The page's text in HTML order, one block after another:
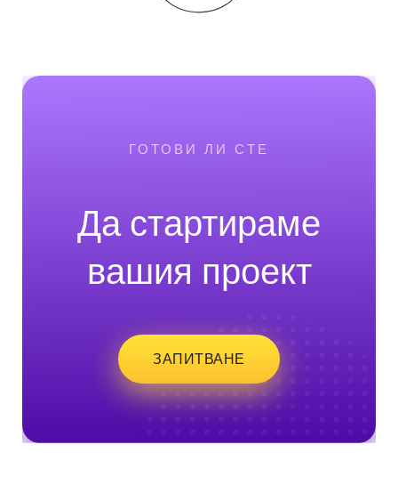
ГОТОВИ ЛИ СТЕ
Да стартираме
вашия проект
ЗАПИТВАНЕ